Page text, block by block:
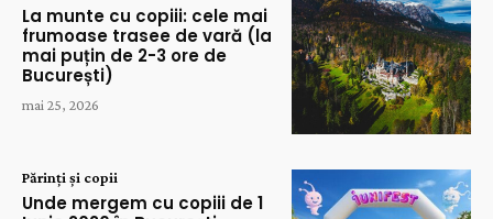
La munte cu copiii: cele mai
frumoase trasee de vară (la
mai puțin de 2-3 ore de
București)
mai 25, 2026
Părinți și copii
Unde mergem cu copiii de 1